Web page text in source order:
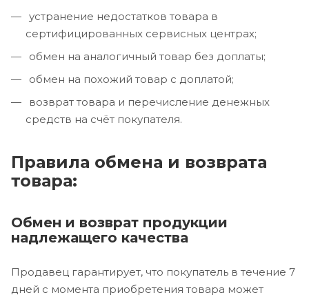
устранение недостатков товара в
сертифицированных сервисных центрах;
обмен на аналогичный товар без доплаты;
обмен на похожий товар с доплатой;
возврат товара и перечисление денежных
средств на счёт покупателя.
Правила обмена и возврата
товара:
Обмен и возврат продукции
надлежащего качества
Продавец гарантирует, что покупатель в течение 7
дней с момента приобретения товара может